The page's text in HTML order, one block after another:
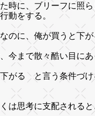
時に、ブリーフに照
動をする。
のに、俺が買うと下
今まで散々酷い目に
がる と言う条件づけ
は思考に支配される